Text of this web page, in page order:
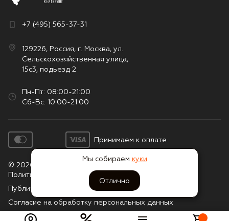
+7 (495) 565-37-31
129226, Россия, г. Москва, ул.
Сельскохозяйственная улица,
15с3, подьезд 2
Пн-Пт: 08:00-21:00
Сб-Вс: 10:00-21:00
© 2026. Все права защищены
Принимаем к оплате
Политика конфиденциальности
Публичная оферта
Согласие на обработку персональных данных
Мы собираем куки
Отлично